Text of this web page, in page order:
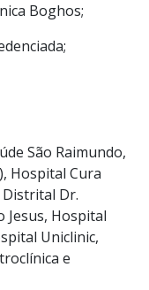
Boghos;
São Raimundo,
Hospital Cura
Distrital Dr.
Jesus, Hospital
Uniclinic,
e